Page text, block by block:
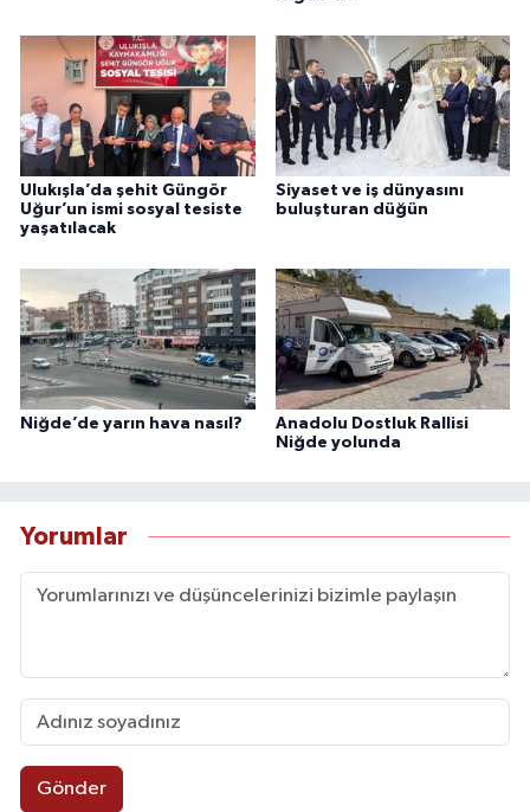
Ulukışla’da şehit Güngör
Uğur’un ismi sosyal tesiste
yaşatılacak
Siyaset ve iş dünyasını
buluşturan düğün
Niğde’de yarın hava nasıl?
Anadolu Dostluk Rallisi
Niğde yolunda
Yorumlar
Gönder